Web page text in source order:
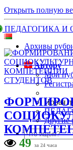
Открыть полную
ПЕДАГОГИКА И
Архивы
Автору
Мои
Новая
Другие
49 за 24 часа